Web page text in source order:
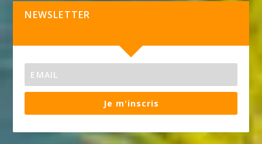
NEWSLETTER
Je m'inscris